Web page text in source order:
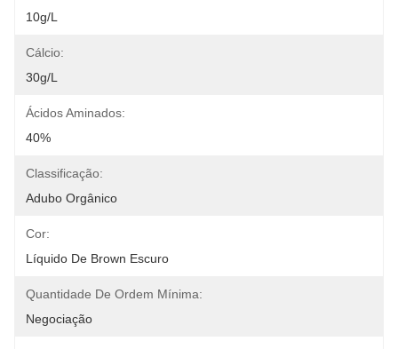
10g/L
Cálcio:
30g/L
Ácidos Aminados:
40%
Classificação:
Adubo Orgânico
Cor:
Líquido De Brown Escuro
Quantidade De Ordem Mínima:
Negociação